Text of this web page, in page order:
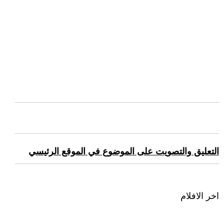
التعليق والتصويت على الموضوع في الموقع الرئيسي
اخر الافلام